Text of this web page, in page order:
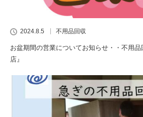
2024.8.5 不用品回収
お盆期間の営業についてお知らせ・・不用品
店』